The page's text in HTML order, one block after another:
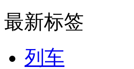
最新标签
列车